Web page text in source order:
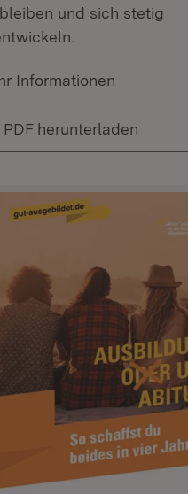
und sich stetig
Informationen
herunterladen